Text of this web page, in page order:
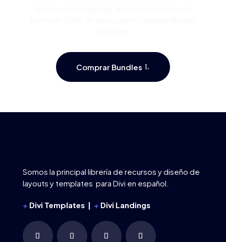
Comprar Bundles
Somos la principal librería de recursos y diseño de
layouts y templates para Divi en español.
+ Divi Templates | + Divi Landings